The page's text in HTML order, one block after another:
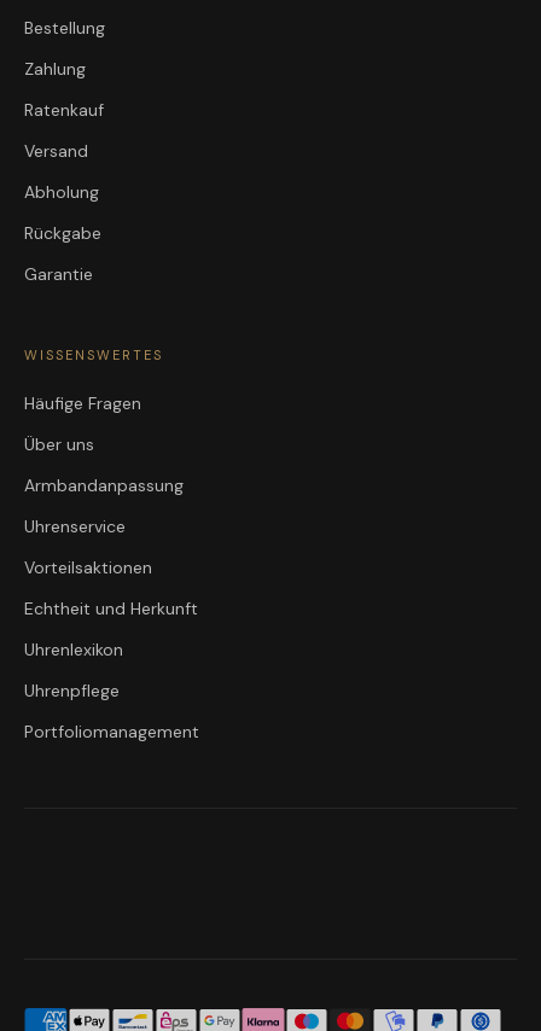
Bestellung
Zahlung
Ratenkauf
Versand
Abholung
Rückgabe
Garantie
WISSENSWERTES
Häufige Fragen
Über uns
Armbandanpassung
Uhrenservice
Vorteilsaktionen
Echtheit und Herkunft
Uhrenlexikon
Uhrenpflege
Portfoliomanagement